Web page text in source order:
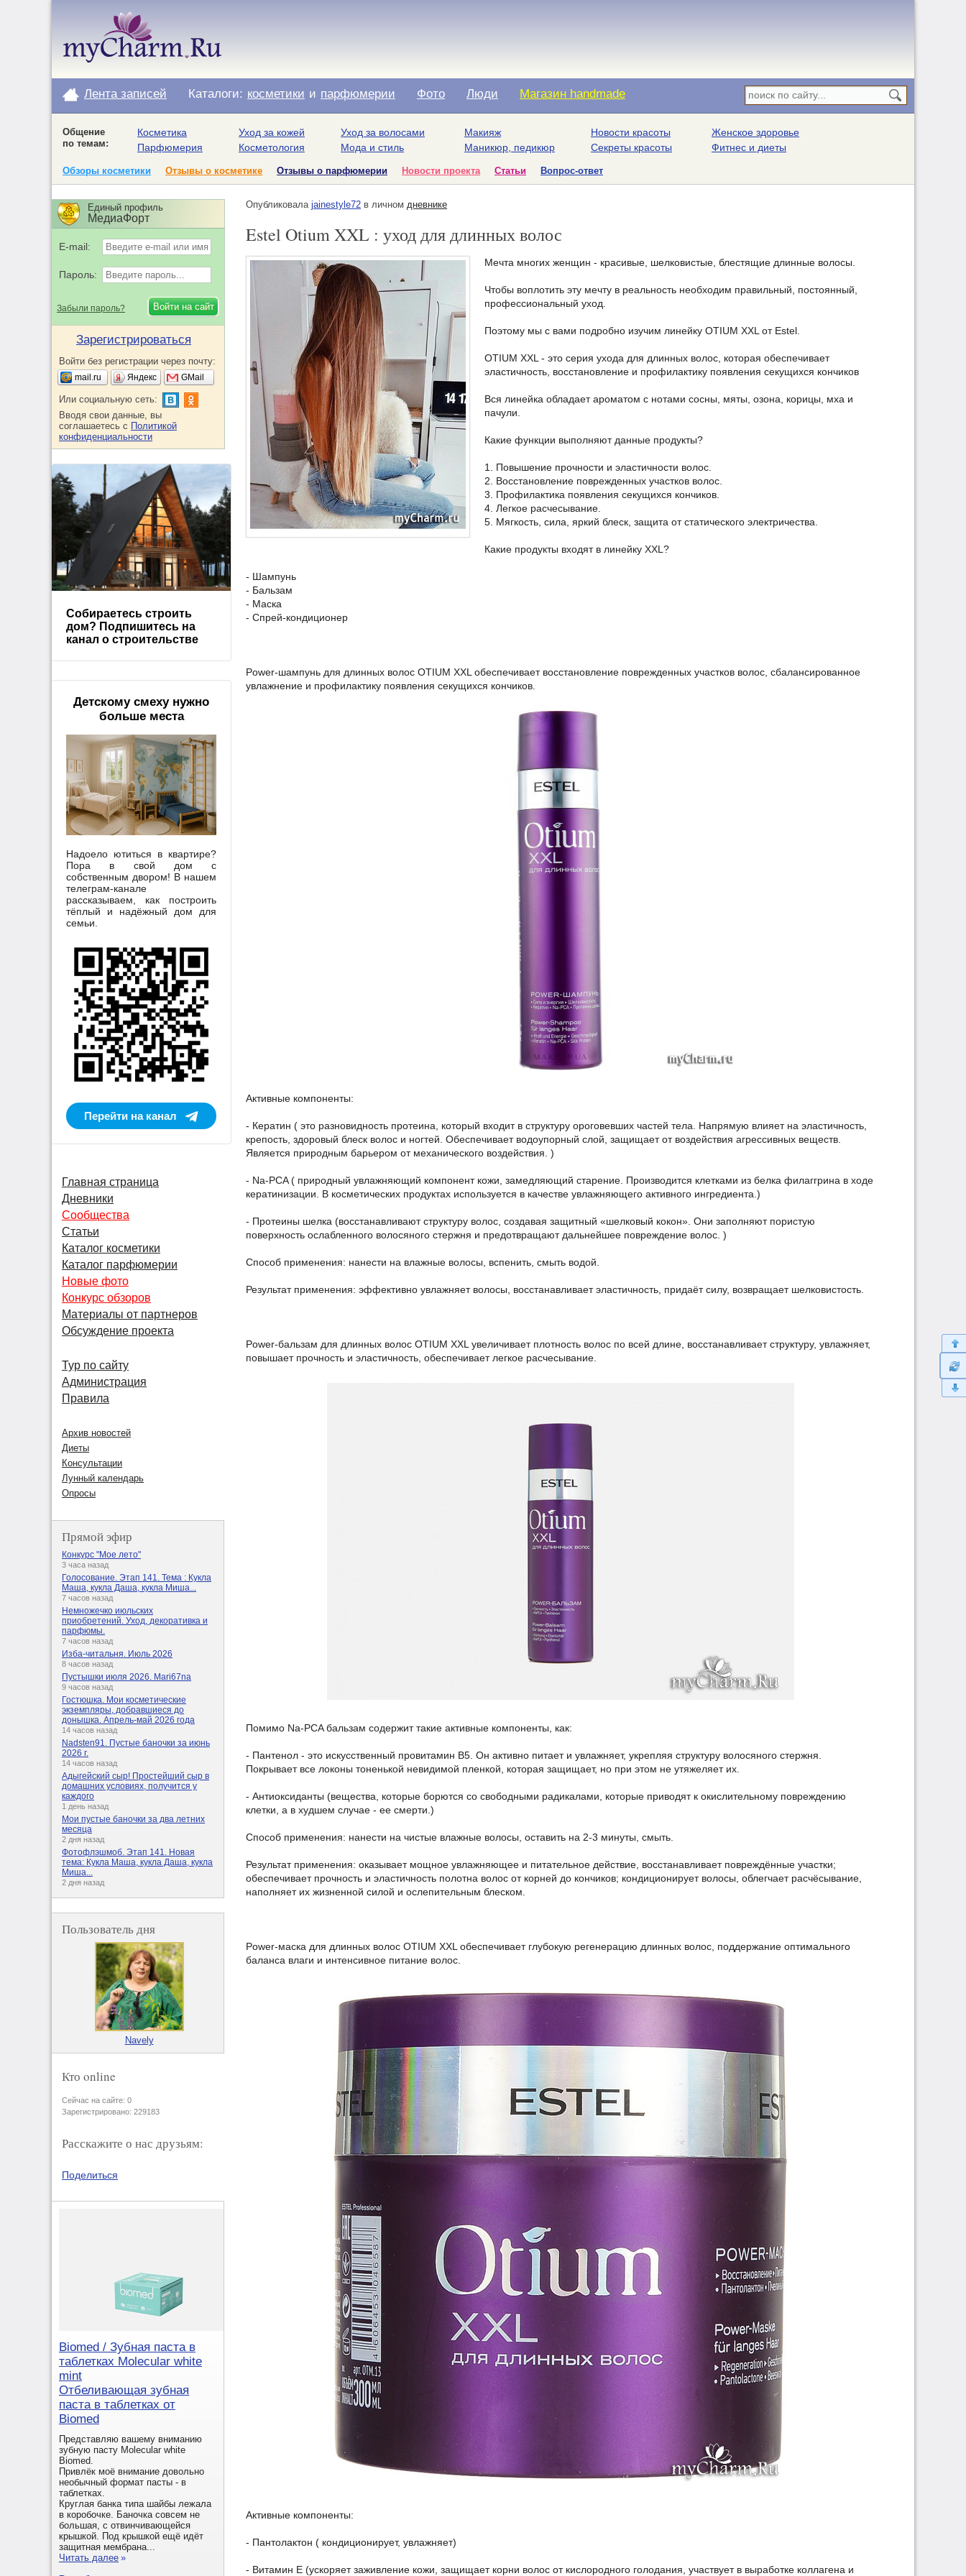
Лента записей Каталоги: косметики и парфюмерии Фото Люди Магазин handmade
Общение
по темам:
Косметика
Парфюмерия
Уход за кожей
Косметология
Уход за волосами
Мода и стиль
Макияж
Маникюр, педикюр
Новости красоты
Секреты красоты
Женское здоровье
Фитнес и диеты
Обзоры косметики Отзывы о косметике Отзывы о парфюмерии Новости проекта Статьи Вопрос-ответ
Опубликовала jainestyle72 в личном дневнике
Estel Otium XXL : уход для длинных волос
Мечта многих женщин - красивые, шелковистые, блестящие длинные волосы.
Чтобы воплотить эту мечту в реальность необходим правильный, постоянный,
профессиональный уход.
Поэтому мы с вами подробно изучим линейку OTIUM XXL от Estel.
OTIUM XXL - это серия ухода для длинных волос, которая обеспечивает
эластичность, восстановление и профилактику появления секущихся кончиков
Вся линейка обладает ароматом с нотами сосны, мяты, озона, корицы, мха и
пачули.
Какие функции выполняют данные продукты?
1. Повышение прочности и эластичности волос.
2. Восстановление поврежденных участков волос.
3. Профилактика появления секущихся кончиков.
4. Легкое расчесывание.
5. Мягкость, сила, яркий блеск, защита от статического электричества.
Какие продукты входят в линейку XXL?
- Шампунь
- Бальзам
- Маска
- Спрей-кондиционер
Power-шампунь для длинных волос OTIUM XXL обеспечивает восстановление поврежденных участков волос, сбалансированное
увлажнение и профилактику появления секущихся кончиков.
Активные компоненты:
- Кератин ( это разновидность протеина, который входит в структуру ороговевших частей тела. Напрямую влияет на эластичность,
крепость, здоровый блеск волос и ногтей. Обеспечивает водоупорный слой, защищает от воздействия агрессивных веществ.
Является природным барьером от механического воздействия. )
- Na-PCA ( природный увлажняющий компонент кожи, замедляющий старение. Производится клетками из белка филаггрина в ходе
кератинизации. В косметических продуктах используется в качестве увлажняющего активного ингредиента.)
- Протеины шелка (восстанавливают структуру волос, создавая защитный «шелковый кокон». Они заполняют пористую
поверхность ослабленного волосяного стержня и предотвращают дальнейшее повреждение волос. )
Способ применения: нанести на влажные волосы, вспенить, смыть водой.
Результат применения: эффективно увлажняет волосы, восстанавливает эластичность, придаёт силу, возвращает шелковистость.
Power-бальзам для длинных волос OTIUM XXL увеличивает плотность волос по всей длине, восстанавливает структуру, увлажняет,
повышает прочность и эластичность, обеспечивает легкое расчесывание.
Помимо Na-PCA бальзам содержит такие активные компоненты, как:
- Пантенол - это искусственный провитамин В5. Он активно питает и увлажняет, укрепляя структуру волосяного стержня.
Покрывает все локоны тоненькой невидимой пленкой, которая защищает, но при этом не утяжеляет их.
- Антиоксиданты (вещества, которые борются со свободными радикалами, которые приводят к окислительному повреждению
клетки, а в худшем случае - ее смерти.)
Способ применения: нанести на чистые влажные волосы, оставить на 2-3 минуты, смыть.
Результат применения: оказывает мощное увлажняющее и питательное действие, восстанавливает повреждённые участки;
обеспечивает прочность и эластичность полотна волос от корней до кончиков; кондиционирует волосы, облегчает расчёсывание,
наполняет их жизненной силой и ослепительным блеском.
Power-маска для длинных волос OTIUM XXL обеспечивает глубокую регенерацию длинных волос, поддержание оптимального
баланса влаги и интенсивное питание волос.
Активные компоненты:
- Пантолактон ( кондиционирует, увлажняет)
- Витамин Е (ускоряет заживление кожи, защищает корни волос от кислородного голодания, участвует в выработке коллагена и
Единый профиль
МедиаФорт
E-mail:
Пароль:
Забыли пароль?
Зарегистрироваться
Войти без регистрации через почту:
mail.ru Яндекс GMail
Или социальную сеть:
Вводя свои данные, вы
соглашаетесь с Политикой
конфиденциальности
Собираетесь строить
дом? Подпишитесь на
канал о строительстве
Детскому смеху нужно
больше места
Надоело ютиться в квартире?
Пора в свой дом с
собственным двором! В нашем
телеграм-канале
рассказываем, как построить
тёплый и надёжный дом для
семьи.
Перейти на канал
Главная страница
Дневники
Сообщества
Статьи
Каталог косметики
Каталог парфюмерии
Новые фото
Конкурс обзоров
Материалы от партнеров
Обсуждение проекта
Тур по сайту
Администрация
Правила
Архив новостей
Диеты
Консультации
Лунный календарь
Опросы
Прямой эфир
Конкурс "Мое лето"
3 часа назад
Голосование. Этап 141. Тема : Кукла
Маша, кукла Даша, кукла Миша...
7 часов назад
Немножечко июльских
приобретений. Уход, декоративка и
парфюмы.
7 часов назад
Изба-читальня. Июль 2026
8 часов назад
Пустышки июля 2026. Mari67na
9 часов назад
Гостюшка. Мои косметические
экземпляры, добравшиеся до
донышка. Апрель-май 2026 года
14 часов назад
Nadsten91. Пустые баночки за июнь
2026 г.
14 часов назад
Адыгейский сыр! Простейший сыр в
домашних условиях, получится у
каждого
1 день назад
Мои пустые баночки за два летних
месяца
2 дня назад
Фотофлэшмоб. Этап 141. Новая
тема: Кукла Маша, кукла Даша, кукла
Миша...
2 дня назад
Пользователь дня
Navely
Кто online
Сейчас на сайте: 0
Зарегистрировано: 229183
Расскажите о нас друзьям:
Поделиться
Biomed / Зубная паста в
таблетках Molecular white
mint
Отбеливающая зубная
паста в таблетках от
Biomed
Представляю вашему вниманию
зубную пасту Molecular white
Biomed.
Привлёк моё внимание довольно
необычный формат пасты - в
таблетках.
Круглая банка типа шайбы лежала
в коробочке. Баночка совсем не
большая, с отвинчивающейся
крышкой. Под крышкой ещё идёт
защитная мембрана...
Читать далее »